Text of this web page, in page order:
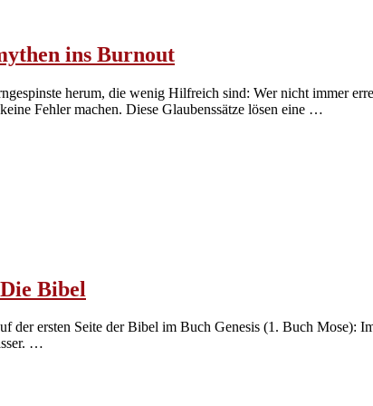
ins Burnout
herum, die wenig Hilfreich sind: Wer nicht immer
Fehler machen. Diese Glaubenssätze lösen eine …
Bibel
der ersten Seite der Bibel im Buch Genesis (1. Buch
…